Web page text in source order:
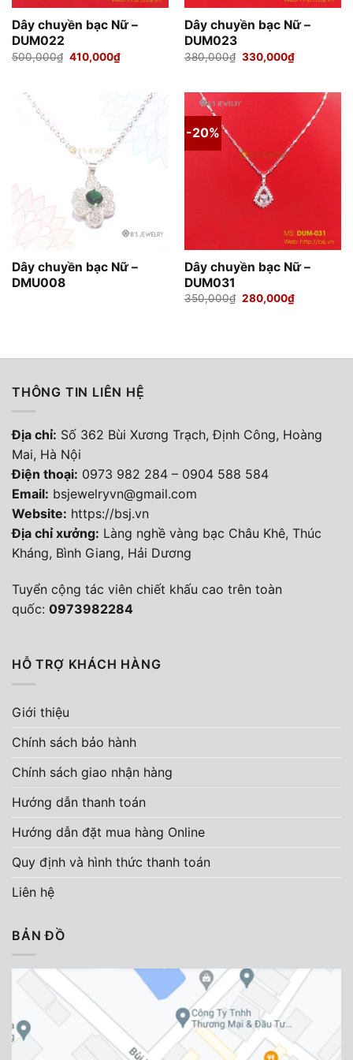
Dây chuyền bạc Nữ –
DUM022
500,000₫ Giá
gốc
410,000₫Giá
hiện
410,000₫.
Dây chuyền bạc Nữ –
DUM023
380,000₫ Giá
gốc
330,000₫Giá
hiện
330,000₫.
Dây chuyền bạc Nữ –
DMU008
-20%
Dây chuyền bạc Nữ –
DUM031
350,000₫ Giá
280,000₫Giá
hiện
THÔNG TIN LIÊN HỆ
Địa chỉ: Số 362 Bùi Xương Trạch, Định Công, Hoàng
Mai, Hà Nội
Điện thoại: 0973 982 284 – 0904 588 584
Email: bsjewelryvn@gmail.com
Website: https://bsj.vn
Địa chỉ xưởng: Làng nghề vàng bạc Châu Khê, Thúc
Kháng, Bình Giang, Hải Dương
Tuyển cộng tác viên chiết khấu cao trên toàn
quốc: 0973982284
HỖ TRỢ KHÁCH HÀNG
Giới thiệu
Chính sách bảo hành
Chính sách giao nhận hàng
Hướng dẫn thanh toán
Hướng dẫn đặt mua hàng Online
Quy định và hình thức thanh toán
Liên hệ
BẢN ĐỒ